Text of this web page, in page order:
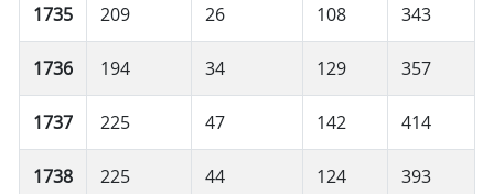
1735 209 26 108 343
1736 194 34 129 357
1737 225 47 142 414
1738 225 44 124 393